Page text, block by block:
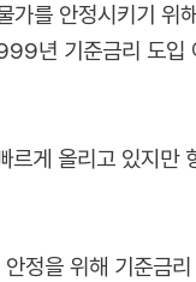
가를 안정시키기
년 기준금리 도
르게 올리고 있지만
안정을 위해 기준금